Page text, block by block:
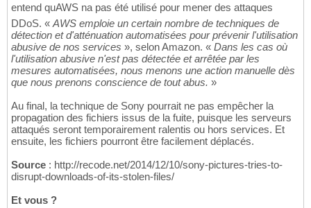
entend quAWS na pas été utilisé pour mener des attaques
DDoS. « AWS emploie un certain nombre de techniques de
détection et d'atténuation automatisées pour prévenir l'utilisation
abusive de nos services », selon Amazon. « Dans les cas où
l'utilisation abusive n'est pas détectée et arrêtée par les
mesures automatisées, nous menons une action manuelle dès
que nous prenons conscience de tout abus. »
Au final, la technique de Sony pourrait ne pas empêcher la
propagation des fichiers issus de la fuite, puisque les serveurs
attaqués seront temporairement ralentis ou hors services. Et
ensuite, les fichiers pourront être facilement déplacés.
Source : http://recode.net/2014/12/10/sony-pictures-tries-to-
disrupt-downloads-of-its-stolen-files/
Et vous ?